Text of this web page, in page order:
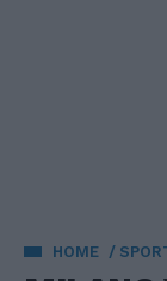
HOME